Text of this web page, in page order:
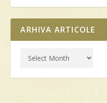
ARHIVA ARTICOLE